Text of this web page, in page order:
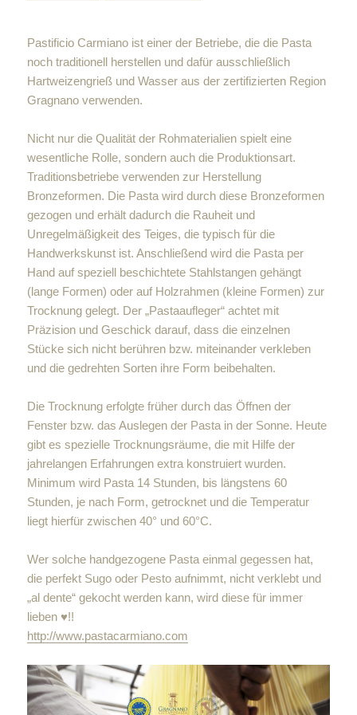
Pastificio Carmiano ist einer der Betriebe, die die Pasta
noch traditionell herstellen und dafür ausschließlich
Hartweizengrieß und Wasser aus der zertifizierten Region
Gragnano verwenden.
Nicht nur die Qualität der Rohmaterialien spielt eine
wesentliche Rolle, sondern auch die Produktionsart.
Traditionsbetriebe verwenden zur Herstellung
Bronzeformen. Die Pasta wird durch diese Bronzeformen
gezogen und erhält dadurch die Rauheit und
Unregelmäßigkeit des Teiges, die typisch für die
Handwerkskunst ist. Anschließend wird die Pasta per
Hand auf speziell beschichtete Stahlstangen gehängt
(lange Formen) oder auf Holzrahmen (kleine Formen) zur
Trocknung gelegt. Der „Pastaaufleger“ achtet mit
Präzision und Geschick darauf, dass die einzelnen
Stücke sich nicht berühren bzw. miteinander verkleben
und die gedrehten Sorten ihre Form beibehalten.
Die Trocknung erfolgte früher durch das Öffnen der
Fenster bzw. das Auslegen der Pasta in der Sonne. Heute
gibt es spezielle Trocknungsräume, die mit Hilfe der
jahrelangen Erfahrungen extra konstruiert wurden.
Minimum wird Pasta 14 Stunden, bis längstens 60
Stunden, je nach Form, getrocknet und die Temperatur
liegt hierfür zwischen 40° und 60°C.
Wer solche handgezogene Pasta einmal gegessen hat,
die perfekt Sugo oder Pesto aufnimmt, nicht verklebt und
„al dente“ gekocht werden kann, wird diese für immer
lieben ♥!!
http://www.pastacarmiano.com